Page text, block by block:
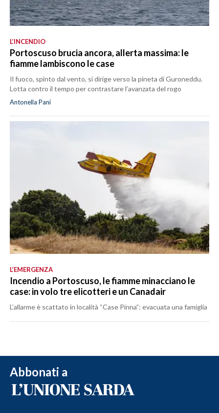
L’INCENDIO
Portoscuso brucia ancora, allerta massima: le
fiamme lambiscono le case
Il fuoco, spinto dal vento, si dirige verso la pineta di Guroneddu.
Lotta contro il tempo per contrastare l’avanzata del rogo
Antonella Pani
L’EMERGENZA
Incendio a Portoscuso, le fiamme minacciano le
case: in volo tre elicotteri e un Canadair
L’allarme è scattato in località “Case Pinna”: evacuata una famiglia
Abbonati a